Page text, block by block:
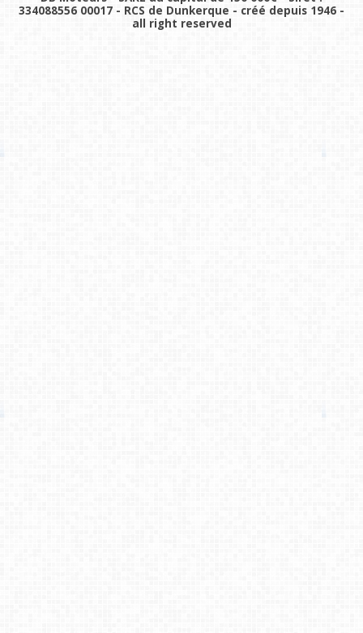
334088556 00017 - RCS de Dunkerque - créé depuis 1946 -
all right reserved